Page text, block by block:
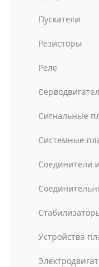
Пускатели
Резисторы
Реле
Сигнальные
Системные
Соединители
Устройства